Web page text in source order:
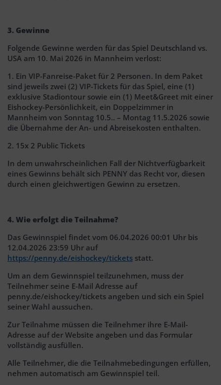
3. Gewinne
Folgende Gewinne werden für das Spiel Deutschland vs.
USA am 10. Mai 2026 in Mannheim verlost:
1. Ein VIP-Fanreise-Paket für 2 Personen. In dem Paket
sind jeweils zwei (2) VIP-Tickets für das Spiel, eine (1)
exklusive Stadiontour sowie ein (1) Meet&Greet mit einer
Eishockey-Persönlichkeit, ein Doppelzimmer in
Mannheim von Sonntag 10.5.. – Montag 11.5.2026 sowie
die Übernahme der An- und Abreisekosten enthalten.
2. 15x 2 Public Tickets
In dem unwahrscheinlichen Fall der Nichtverfügbarkeit
eines Gewinns behält sich PENNY das Recht vor, diesen
durch einen gleichwertigen Gewinn zu ersetzen.
4. Wie erfolgt die Teilnahme?
Das Gewinnspiel findet vom 06.04.2026 00:01 Uhr bis
12.04.2026 23:59 Uhr auf
https://penny.de/eishockey/tickets statt.
Um an dem Gewinnspiel teilzunehmen, muss der
Teilnehmer seine E-Mail Adresse auf
penny.de/eishockey/tickets angeben und sich ein Spiel
seiner Wahl aussuchen.
Zur Teilnahme müssen die Teilnehmer ihre E-Mail-
Adresse auf der Website angeben und das Formular
vollständig ausfüllen.
Alle Teilnehmer, die die Teilnahmebedingungen erfüllen,
nehmen automatisch am Gewinnspiel teil.